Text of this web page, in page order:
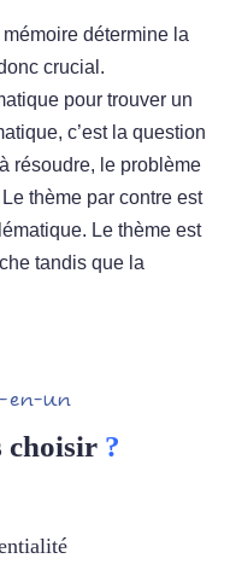
détermine la
crucial.
pour trouver un
c’est la question
résoudre, le problème
thème par contre est
Le thème est
tandis que la
en-un
choisir ?